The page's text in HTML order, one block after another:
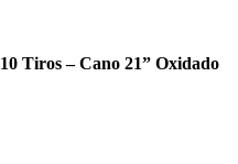
Tiros – Cano 21” Oxidado